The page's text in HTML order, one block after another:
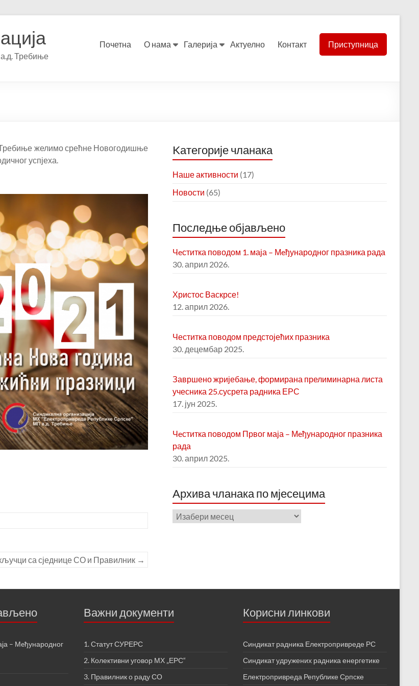
Требиње
Почетна О нама Галерија Актуелно Контакт Приступница
желимо срећне Новогодишње
успјеха.
са сједнице СО и Правилник →
Kатегорије чланака
Наше активности (17)
Новости (65)
Последње објављено
Чeститка поводом 1. маја – Мeђународног празника рада
30. април 2026.
Христос Васкрсе!
12. април 2026.
Честитка поводом предстојећих празника
30. децембар 2025.
Завршено жријебање, формирана прелиминарна листа
учесника 25.сусрета радника ЕРС
17. јун 2025.
Чeститка поводом Првог маја – Мeђународног празника
рада
30. април 2025.
Aрхива чланака по мјесецима
Aрхива
чланака
– Мeђународног
Важни документи
1. Статут СУРЕРС
2. Колективни уговор МХ „ЕРС“
3. Правилник о раду СО
Корисни линкови
Синдикат радника Електропривреде РС
Синдикат удружених радника енергетике
Електропривреда Републике Српске